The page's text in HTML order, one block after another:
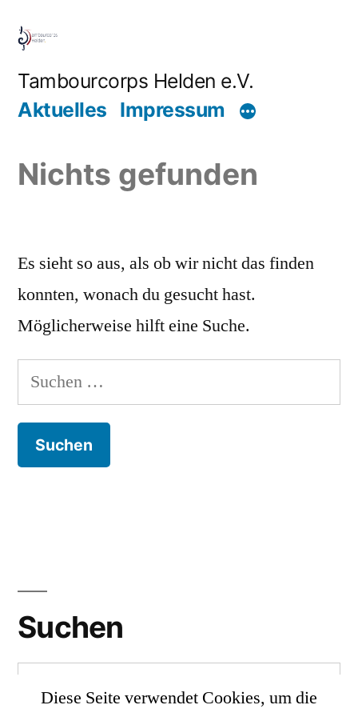
Inhalt
springen
Tambourcorps Helden e.V.
Aktuelles Impressum
Nichts gefunden
Es sieht so aus, als ob wir nicht das finden
konnten, wonach du gesucht hast.
Möglicherweise hilft eine Suche.
Suche
nach:
Suchen
Suche
nach:Diese Seite verwendet Cookies, um die